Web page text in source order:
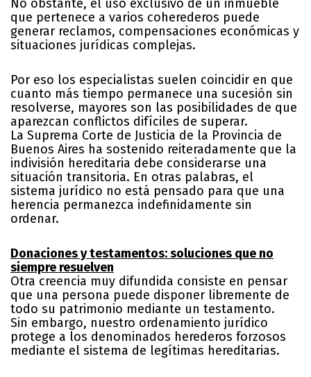
No obstante, el uso exclusivo de un inmueble
que pertenece a varios coherederos puede
generar reclamos, compensaciones económicas y
situaciones jurídicas complejas.
Por eso los especialistas suelen coincidir en que
cuanto más tiempo permanece una sucesión sin
resolverse, mayores son las posibilidades de que
aparezcan conflictos difíciles de superar.
La Suprema Corte de Justicia de la Provincia de
Buenos Aires ha sostenido reiteradamente que la
indivisión hereditaria debe considerarse una
situación transitoria. En otras palabras, el
sistema jurídico no está pensado para que una
herencia permanezca indefinidamente sin
ordenar.
Donaciones y testamentos: soluciones que no
siempre resuelven
Otra creencia muy difundida consiste en pensar
que una persona puede disponer libremente de
todo su patrimonio mediante un testamento.
Sin embargo, nuestro ordenamiento jurídico
protege a los denominados herederos forzosos
mediante el sistema de legítimas hereditarias.